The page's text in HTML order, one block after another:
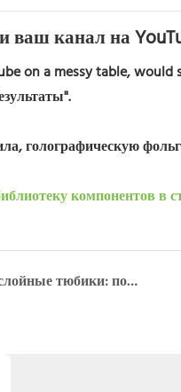
ваш канал на
on a messy table,
голографическую
компонентов в
Пятислойные и двухслойные тюбики: почему вашей детской смеси может потребоваться обновление.